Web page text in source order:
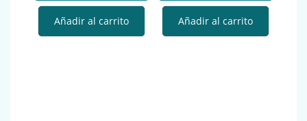
Añadir al carrito Añadir al carrito